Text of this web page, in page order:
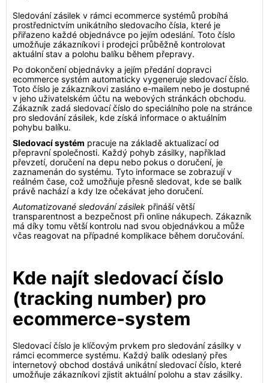
Sledování zásilek v rámci ecommerce systémů probíhá
prostřednictvím unikátního sledovacího čísla, které je
přiřazeno každé objednávce po jejím odeslání. Toto číslo
umožňuje zákazníkovi i prodejci průběžně kontrolovat
aktuální stav a polohu balíku během přepravy.
Po dokončení objednávky a jejím předání dopravci
ecommerce systém automaticky vygeneruje sledovací číslo.
Toto číslo je zákazníkovi zasláno e-mailem nebo je dostupné
v jeho uživatelském účtu na webových stránkách obchodu.
Zákazník zadá sledovací číslo do speciálního pole na stránce
pro sledování zásilek, kde získá informace o aktuálním
pohybu balíku.
Sledovací systém pracuje na základě aktualizací od
přepravní společnosti. Každý pohyb zásilky, například
převzetí, doručení na depu nebo pokus o doručení, je
zaznamenán do systému. Tyto informace se zobrazují v
reálném čase, což umožňuje přesně sledovat, kde se balík
právě nachází a kdy lze očekávat jeho doručení.
Automatizované sledování zásilek přináší větší
transparentnost a bezpečnost při online nákupech. Zákazník
má díky tomu větší kontrolu nad svou objednávkou a může
včas reagovat na případné komplikace během doručování.
Kde najít sledovací číslo
(tracking number) pro
ecommerce-system
Sledovací číslo je klíčovým prvkem pro sledování zásilky v
rámci ecommerce systému. Každý balík odeslaný přes
internetový obchod dostává unikátní sledovací číslo, které
umožňuje zákazníkovi zjistit aktuální polohu a stav zásilky.